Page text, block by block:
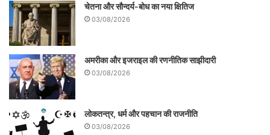
चेतना और सौन्दर्य-बोध का नया क्षितिज
03/08/2026
अमरीका और इजराइल की रणनीतिक साझीदारी
03/08/2026
लोकतन्त्र, धर्म और पहचान की राजनीति
03/08/2026